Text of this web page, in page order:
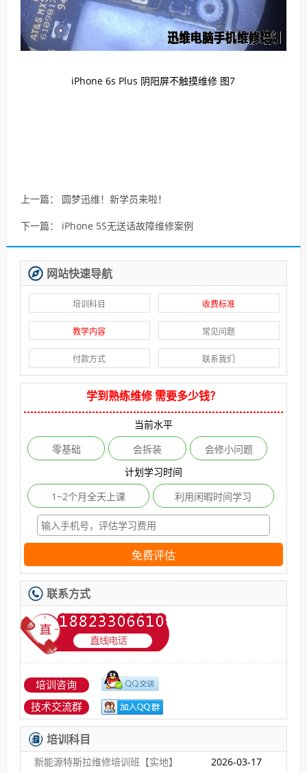
iPhone 6s Plus 阴阳屏不触摸维修 图7
上一篇： 圆梦迅维！新学员来啦！
下一篇： iPhone 5S无送话故障维修案例
网站快速导航
培训科目 收费标准
教学内容 常见问题
付款方式 联系我们
学到熟练维修 需要多少钱？
当前水平
零基础
会拆装
会修小问题
计划学习时间
1~2个月全天上课
利用闲暇时间学习
免费评估
联系方式
培训咨询
技术交流群
培训科目
新能源特斯拉维修培训班【实地】
2026-03-17